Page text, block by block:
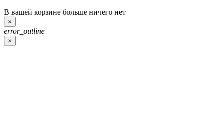
В вашей корзине больше ничего нет
×
error_outline
×